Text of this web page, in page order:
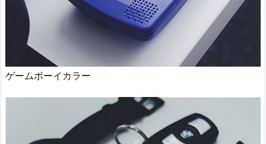
ゲームボーイカラー